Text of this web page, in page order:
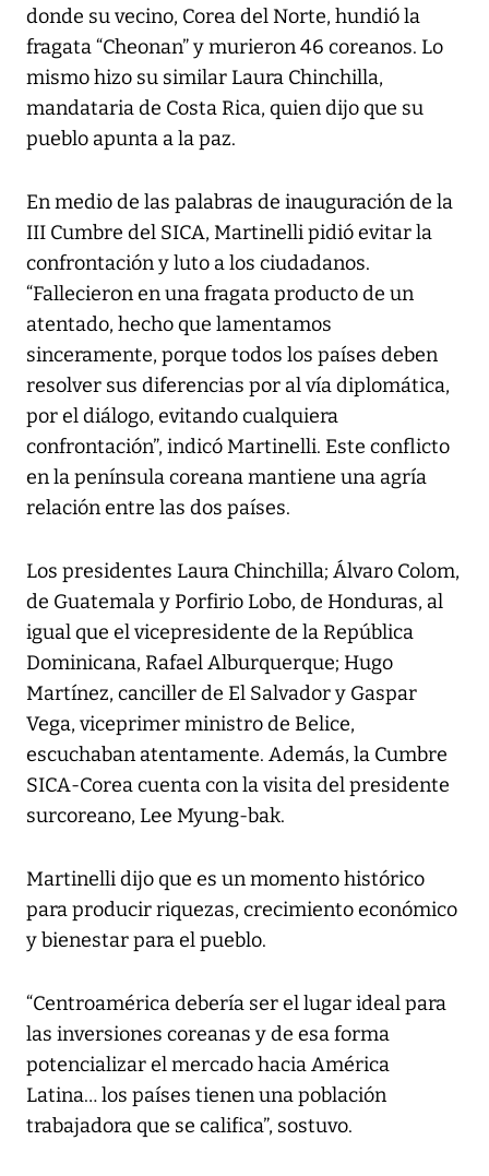
donde su vecino, Corea del Norte, hundió la
fragata “Cheonan” y murieron 46 coreanos. Lo
mismo hizo su similar Laura Chinchilla,
mandataria de Costa Rica, quien dijo que su
pueblo apunta a la paz.
En medio de las palabras de inauguración de la
III Cumbre del SICA, Martinelli pidió evitar la
confrontación y luto a los ciudadanos.
“Fallecieron en una fragata producto de un
atentado, hecho que lamentamos
sinceramente, porque todos los países deben
resolver sus diferencias por al vía diplomática,
por el diálogo, evitando cualquiera
confrontación”, indicó Martinelli. Este conflicto
en la península coreana mantiene una agría
relación entre las dos países.
Los presidentes Laura Chinchilla; Álvaro Colom,
de Guatemala y Porfirio Lobo, de Honduras, al
igual que el vicepresidente de la República
Dominicana, Rafael Alburquerque; Hugo
Martínez, canciller de El Salvador y Gaspar
Vega, viceprimer ministro de Belice,
escuchaban atentamente. Además, la Cumbre
SICA-Corea cuenta con la visita del presidente
surcoreano, Lee Myung-bak.
Martinelli dijo que es un momento histórico
para producir riquezas, crecimiento económico
y bienestar para el pueblo.
“Centroamérica debería ser el lugar ideal para
las inversiones coreanas y de esa forma
potencializar el mercado hacia América
Latina… los países tienen una población
trabajadora que se califica”, sostuvo.